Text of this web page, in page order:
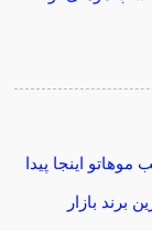
اینجا پیدا
برند بازار